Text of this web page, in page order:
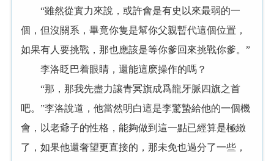
“雖然從實力來說，或許會是有史以來最弱的一
個，但沒關系，畢竟你隻是幫你父親暫代這個位置，
如果有人要挑戰，那也應該是等你爹回來挑戰你爹。”
李洛眨巴着眼睛，還能這麽操作的嗎？
“那，那我先盡力讓青冥旗成爲龍牙脈四旗之首
吧。”李洛說道，他當然明白這是李驚蟄給他的一個機
會，以老爺子的性格，能夠做到這一點已經算是極緻
了，如果他還奢望更直接的，那未免也過分了一些，